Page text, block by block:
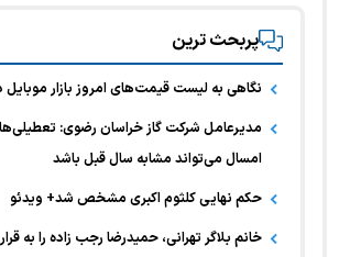
پربحث ترین
نگاهی به لیست قیمت‌های امروز بازار
مدیرعامل شرکت گاز خراسان رضوی:
امسال می‌تواند مشابه سال قبل باشد
حکم نهایی کلثوم اکبری مشخص شد+ ویدئو
خانم بلاگر تهرانی، حمیدرضا رجب زاده را به